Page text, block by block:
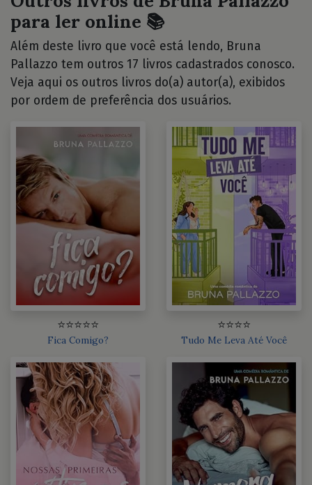
para ler online 📚
Além deste livro que você está lendo, Bruna
Pallazzo tem outros 17 livros cadastrados conosco.
Veja aqui os outros livros do(a) autor(a), exibidos
por ordem de preferência dos usuários.
⭐⭐⭐⭐⭐
Fica Comigo?
⭐⭐⭐⭐
Tudo Me Leva Até Você